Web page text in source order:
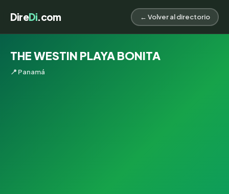
DireDi.com ← Volver al directorio
THE WESTIN PLAYA BONITA
📍 Panamá